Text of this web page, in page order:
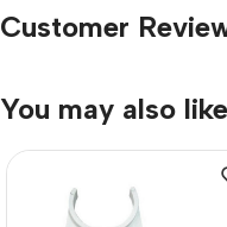
Customer
You may also like